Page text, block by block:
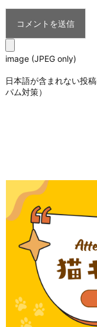
image (JPEG only)
日本語が含まれない投
パム対策）